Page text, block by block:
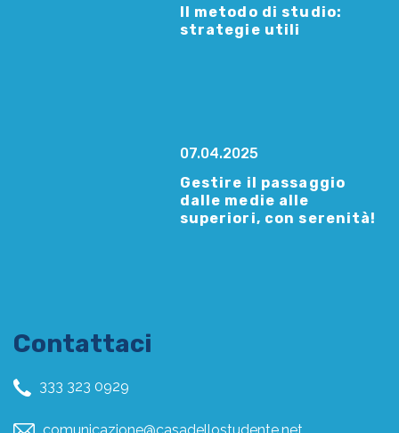
Il metodo di studio:
strategie utili
07.04.2025
Gestire il passaggio
dalle medie alle
superiori, con serenità!
Contattaci
333 323 0929
comunicazione@casadellostudente.net